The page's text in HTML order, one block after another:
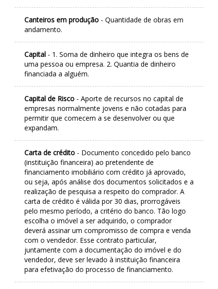
Canteiros em produção - Quantidade de obras em
andamento.
Capital - 1. Soma de dinheiro que integra os bens de
uma pessoa ou empresa. 2. Quantia de dinheiro
financiada a alguém.
Capital de Risco - Aporte de recursos no capital de
empresas normalmente jovens e não cotadas para
permitir que comecem a se desenvolver ou que
expandam.
Carta de crédito - Documento concedido pelo banco
(instituição financeira) ao pretendente de
financiamento imobiliário com crédito já aprovado,
ou seja, após análise dos documentos solicitados e a
realização de pesquisa a respeito do comprador. A
carta de crédito é válida por 30 dias, prorrogáveis
pelo mesmo período, a critério do banco. Tão logo
escolha o imóvel a ser adquirido, o comprador
deverá assinar um compromisso de compra e venda
com o vendedor. Esse contrato particular,
juntamente com a documentação do imóvel e do
vendedor, deve ser levado à instituição financeira
para efetivação do processo de financiamento.